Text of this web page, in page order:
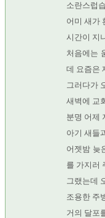
소란스럽
어미 새가
시간이 지
처음에는
데 요즘은
그러다가
새벽에 교
분명 어제
아기 새들
어젯밤 늦
를 가지러
그랬는데
조용한 주
거의 달포